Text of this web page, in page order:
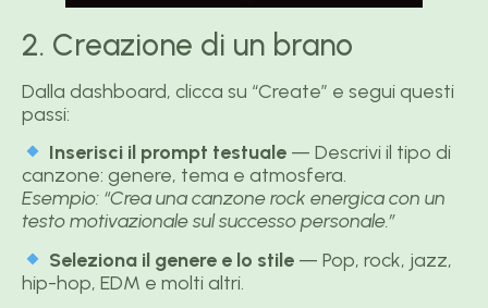
2. Creazione di un brano
Dalla dashboard, clicca su “Create” e segui questi
passi:
Inserisci il prompt testuale— Descrivi il tipo di
canzone: genere, tema e atmosfera.
Esempio: “Crea una canzone rock energica con un
testo motivazionale sul successo personale.”
Seleziona il genere e lo stile— Pop, rock, jazz,
hip-hop, EDM e molti altri.